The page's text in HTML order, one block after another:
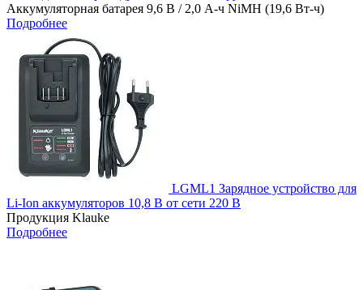
Аккумуляторная батарея 9,6 В / 2,0 А-ч NiMH (19,6 Вт-ч)
Подробнее
LGML1 Зарядное устройство для
Li-Ion аккумуляторов 10,8 В от сети 220 В
Продукция Klauke
Подробнее